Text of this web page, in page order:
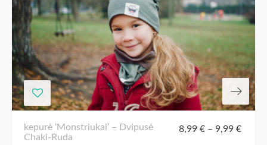
kepurė ‘Monstriukai’ – Dvipusė
Chaki-Ruda
8,99 €– 9,99 €